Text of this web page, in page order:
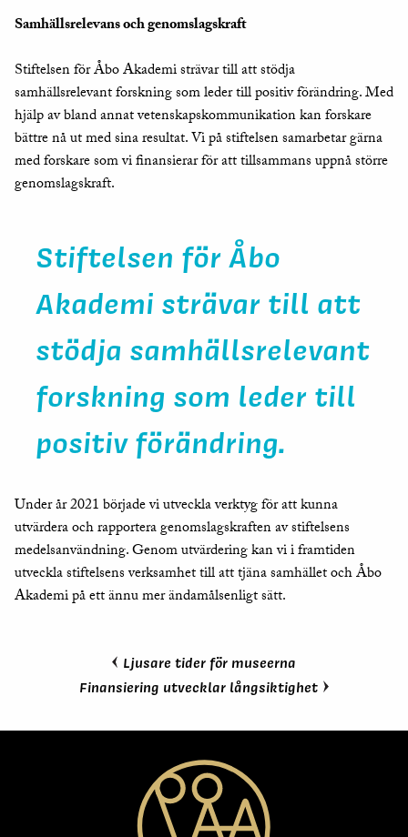
Samhällsrelevans och genomslagskraft
Stiftelsen för Åbo Akademi strävar till att stödja
samhällsrelevant forskning som leder till positiv förändring. Med
hjälp av bland annat vetenskapskommunikation kan forskare
bättre nå ut med sina resultat. Vi på stiftelsen samarbetar gärna
med forskare som vi finansierar för att tillsammans uppnå större
genomslagskraft.
Stiftelsen för Åbo
Akademi strävar till att
stödja samhällsrelevant
forskning som leder till
positiv förändring.
Under år 2021 började vi utveckla verktyg för att kunna
utvärdera och rapportera genomslagskraften av stiftelsens
medelsanvändning. Genom utvärdering kan vi i framtiden
utveckla stiftelsens verksamhet till att tjäna samhället och Åbo
Akademi på ett ännu mer ändamålsenligt sätt.
Ljusare tider för museerna
Finansiering utvecklar långsiktighet